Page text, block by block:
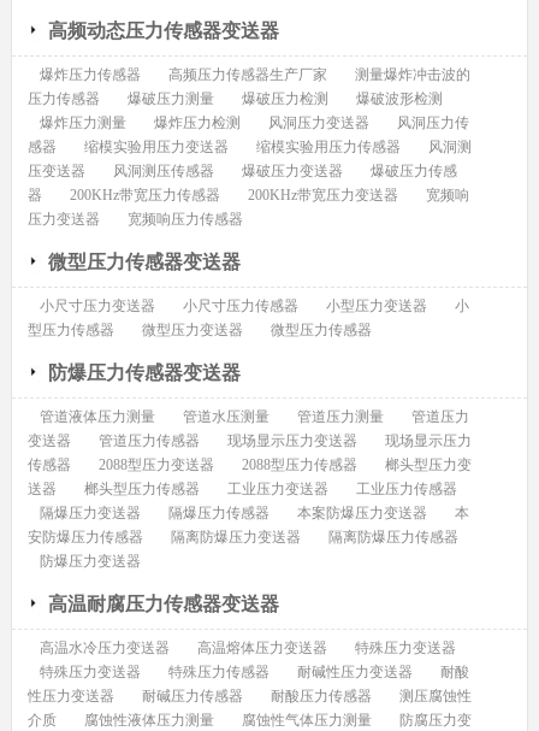
高频动态压力传感器变送器
爆炸压力传感器 高频压力传感器生产厂家
测量爆炸冲击波的
压力传感器
爆破压力测量 爆破压力检测
爆破波形检测
爆炸压力测量
爆炸压力检测 风洞压力变送器
风洞压力传
感器
缩模实验用压力变送器 缩模实验用压力传感器
风洞测
压变送器
风洞测压传感器 爆破压力变送器
爆破压力传感
器
200KHz带宽压力传感器 200KHz带宽压力变送器
宽频响
压力变送器
宽频响压力传感器
微型压力传感器变送器
小尺寸压力变送器 小尺寸压力传感器 小型压力变送器
小
型压力传感器
微型压力变送器 微型压力传感器
防爆压力传感器变送器
管道液体压力测量 管道水压测量 管道压力测量
管道压力
变送器
管道压力传感器 现场显示压力变送器
现场显示压力
传感器
2088型压力变送器 2088型压力传感器
榔头型压力变
送器
榔头型压力传感器 工业压力变送器
工业压力传感器
隔爆压力变送器
隔爆压力传感器 本案防爆压力变送器
本
安防爆压力传感器
隔离防爆压力变送器
隔离防爆压力传感器
防爆压力变送器
高温耐腐压力传感器变送器
高温水冷压力变送器 高温熔体压力变送器
特殊压力变送器
特殊压力变送器
特殊压力传感器 耐碱性压力变送器
耐酸
性压力变送器
耐碱压力传感器 耐酸压力传感器
测压腐蚀性
介质
腐蚀性液体压力测量 腐蚀性气体压力测量
防腐压力变